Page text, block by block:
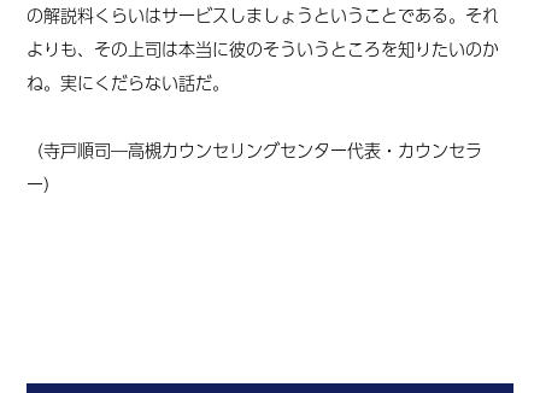
の解説料くらいはサービスしましょうということである。それ
よりも、その上司は本当に彼のそういうところを知りたいのか
ね。実にくだらない話だ。
（寺戸順司―高槻カウンセリングセンター代表・カウンセラ
ー）